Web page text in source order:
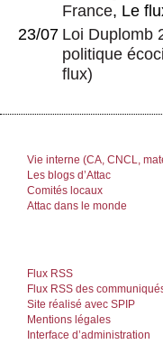
France, Le
23/07 Loi Duplomb
politique
flux)
Vie interne (CA, CNCL,
Les blogs d’Attac
Comités locaux
Attac dans le monde
Flux RSS
Flux RSS des
Site réalisé avec SPIP
Mentions légales
Interface d’administration